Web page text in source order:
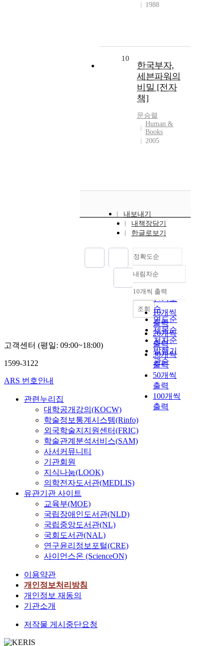
1988
10
한국부자,
세븐파워의
비밀 [전자
책]
문승렬
Human &
Books
2005
내보내기
내책장담기
한글로보기
정확도순
정확도
순
인기도
순
연도순
제목순
저자순
발행기
관순
내림차순
내림차순
10개씩 출력
10개씩
출력
20개씩
출력
30개씩
출력
50개씩
출력
100개씩
출력
조회
고객센터 (평일: 09:00~18:00)
1599-3122
ARS 번호안내
관련누리집
대학공개강의(KOCW)
학술정보통계시스템(Rinfo)
외국학술지지원센터(FRIC)
학술관계분석서비스(SAM)
사서커뮤니티
기관회원
지식나눔(LOOK)
의학전자도서관(MEDLIS)
유관기관 사이트
교육부(MOE)
국립장애인도서관(NLD)
국립중앙도서관(NL)
국회도서관(NAL)
연구윤리정보포털(CRE)
사이언스온 (ScienceON)
이용약관
개인정보처리방침
개인정보 재동의
기관소개
저작물 게시중단요청